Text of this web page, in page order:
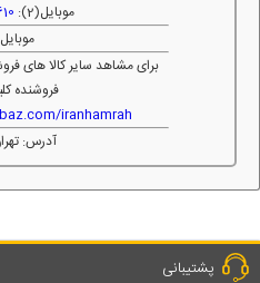
موبایل(2):
برای مشاهد سایر کالا های
فروشنده
iranhamrah
آدرس:
پشتیبانی